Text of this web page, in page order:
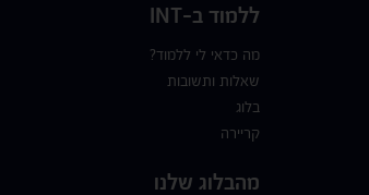
ללמוד ב-INT
מה כדאי לי ללמוד?
שאלות ותשובות
בלוג
קריירה
מהבלוג שלנו